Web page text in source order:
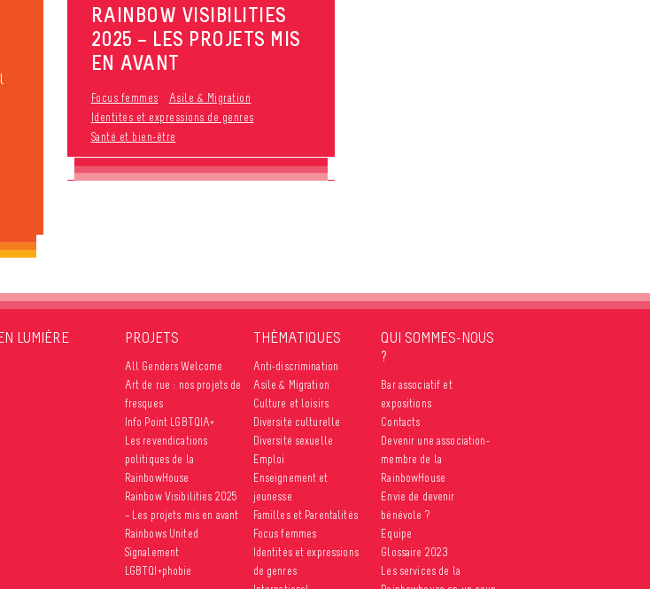
RAINBOW VISIBILITIES
2025 – LES PROJETS MIS
EN AVANT
Focus femmes
Asile & Migration
Identités et expressions de genres
Santé et bien-être
LUMIÈRE PROJETS
All Genders Welcome
Art de rue : nos projets de
fresques
Info Point LGBTQIA+
Les revendications
politiques de la
RainbowHouse
Rainbow Visibilities 2025
– Les projets mis en avant
Rainbows United
Signalement
LGBTQI+phobie
THÉMATIQUES
Anti-discrimination
Asile & Migration
Culture et loisirs
Diversité culturelle
Diversité sexuelle
Emploi
Enseignement et
jeunesse
Familles et Parentalités
Focus femmes
Identités et expressions
de genres
QUI SOMMES-NOUS
?
Bar associatif et
expositions
Contacts
Devenir une association-
membre de la
RainbowHouse
Envie de devenir
bénévole ?
Equipe
Glossaire 2023
Les services de la